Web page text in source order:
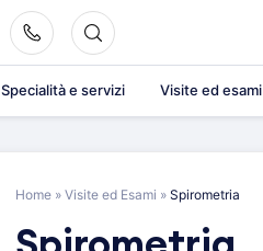
Specialità e servizi Visite ed esami
Home » Visite ed Esami » Spirometria